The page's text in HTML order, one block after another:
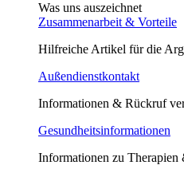
Was uns auszeichnet
Zusammenarbeit & Vorteile
Hilfreiche Artikel für die
Außendienstkontakt
Informationen & Rückruf
Gesundheitsinformationen
Informationen zu Therapien